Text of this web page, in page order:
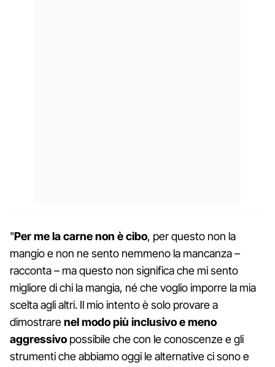
"Per me la carne non è cibo, per questo non la
mangio e non ne sento nemmeno la mancanza –
racconta – ma questo non significa che mi sento
migliore di chi la mangia, né che voglio imporre la mia
scelta agli altri. Il mio intento è solo provare a
dimostrarenel modo più inclusivo e meno
aggressivo possibile che con le conoscenze e gli
strumenti che abbiamo oggi le alternative ci sono e